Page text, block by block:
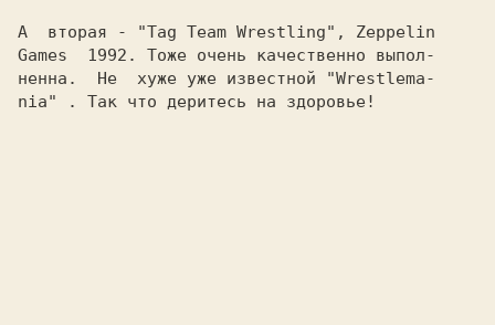
А  вторая -
"Tag Team Wrestling", Zeppelin
Games
1992. Тоже очень качественно выпол-
ненна.  Не  хуже уже известной
"Wrestlema-
nia"
. Так что деритесь на здоровье!